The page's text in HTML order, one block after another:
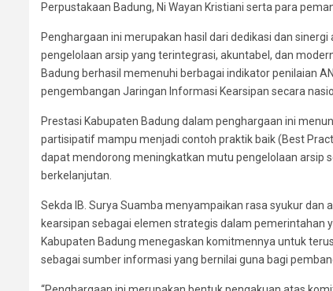
Perpustakaan Badung, Ni Wayan Kristiani serta para
Penghargaan ini merupakan hasil dari dedikasi dan
pengelolaan arsip yang terintegrasi, akuntabel, dan
Badung berhasil memenuhi berbagai indikator penilaian
pengembangan Jaringan Informasi Kearsipan secara
Prestasi Kabupaten Badung dalam penghargaan ini
partisipatif mampu menjadi contoh praktik baik (Best
dapat mendorong meningkatkan mutu pengelolaan arsip
berkelanjutan.
Sekda IB. Surya Suamba menyampaikan rasa syukur
kearsipan sebagai elemen strategis dalam pemerintahan
Kabupaten Badung menegaskan komitmennya untuk
sebagai sumber informasi yang bernilai guna bagi